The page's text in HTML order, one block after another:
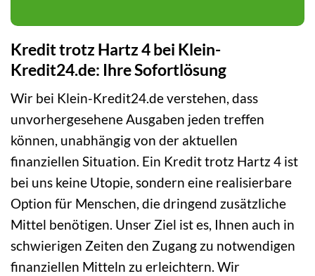
Kredit trotz Hartz 4 bei Klein-
Kredit24.de: Ihre Sofortlösung
Wir bei Klein-Kredit24.de verstehen, dass
unvorhergesehene Ausgaben jeden treffen
können, unabhängig von der aktuellen
finanziellen Situation. Ein Kredit trotz Hartz 4 ist
bei uns keine Utopie, sondern eine realisierbare
Option für Menschen, die dringend zusätzliche
Mittel benötigen. Unser Ziel ist es, Ihnen auch in
schwierigen Zeiten den Zugang zu notwendigen
finanziellen Mitteln zu erleichtern. Wir